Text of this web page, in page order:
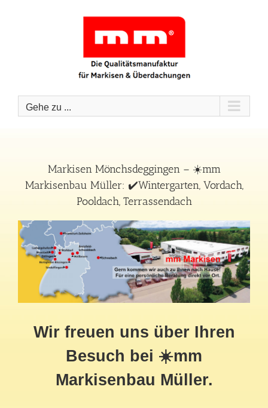
Gehe zu ...
Markisen Mönchsdeggingen – ☀️mm
Markisenbau Müller: ✔️Wintergarten, Vordach,
Pooldach, Terrassendach
Wir freuen uns über Ihren
Besuch bei ☀️mm
Markisenbau Müller.